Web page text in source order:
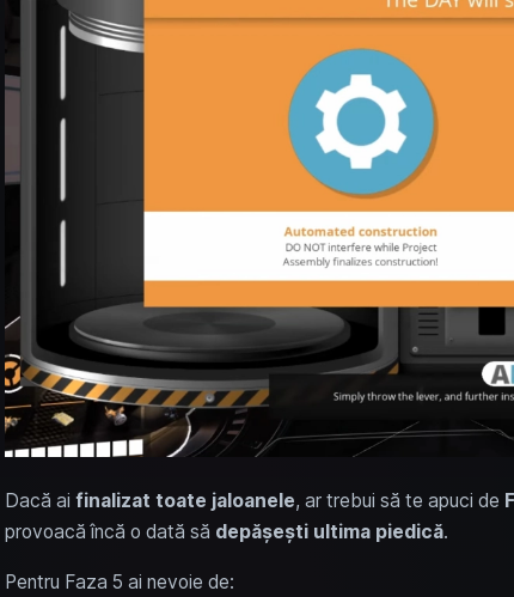
Dacă ai finalizat toate jaloanele, ar trebui să te apuci de
provoacă încă o dată să depășești ultima piedică.
Pentru Faza 5 ai nevoie de: